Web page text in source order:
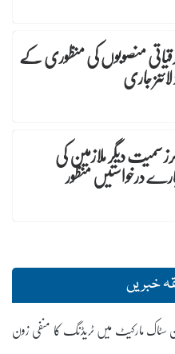
منصوبوں کی منظوری کے
جاری
سمیت دیگر ملازمین کی
درخواستیں منظور
خبریں
سٹاک مارکیٹ میں ٹریڈنگ کا منفی زون